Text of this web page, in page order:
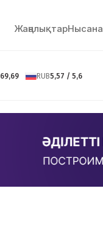
ЖаңалықтарНысана
RUB5,57 / 5,6